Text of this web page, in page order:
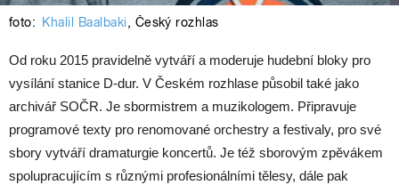
foto: Khalil Baalbaki, Český rozhlas
Od roku 2015 pravidelně vytváří a moderuje hudební bloky pro
vysílání stanice D-dur. V Českém rozhlase působil také jako
archivář SOČR. Je sbormistrem a muzikologem. Připravuje
programové texty pro renomované orchestry a festivaly, pro své
sbory vytváří dramaturgie koncertů. Je též sborovým zpěvákem
spolupracujícím s různými profesionálními tělesy, dále pak